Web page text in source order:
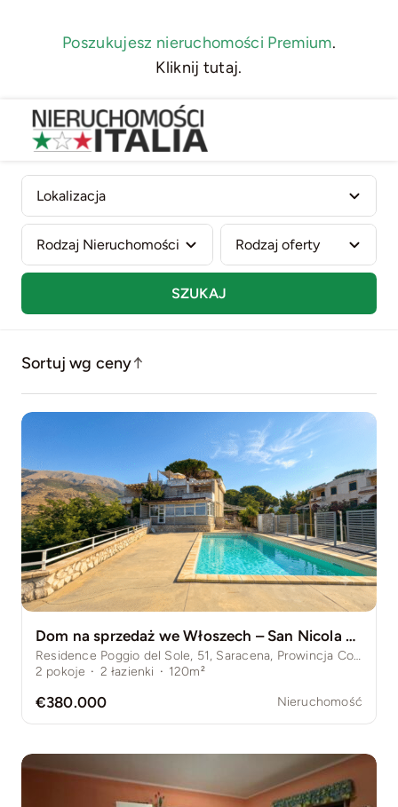
Poszukujesz nieruchomości Premium.
Kliknij tutaj.
SZUKAJ
Sortuj wg ceny↑
Dom na sprzedaż we Włoszech – San Nicola Arcella, prywatny basen, weranda z widokiem na morze
Residence Poggio del Sole, 51, Saracena, Prowincja Cosenza, Włochy
2 pokoje · 2 łazienki · 120m²
€380.000 Nieruchomość